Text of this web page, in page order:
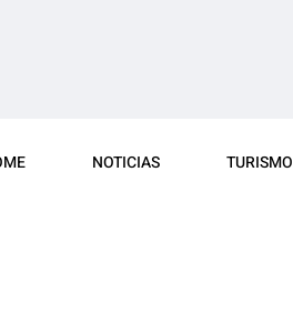
NOTICIAS TURISMO